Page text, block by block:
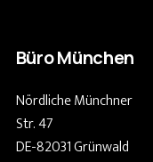
Büro München
Nördliche Münchner
Str. 47
DE-82031 Grünwald